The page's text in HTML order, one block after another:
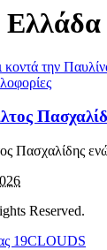
Πασχαλίδης
Reserved.
19CLOUDS